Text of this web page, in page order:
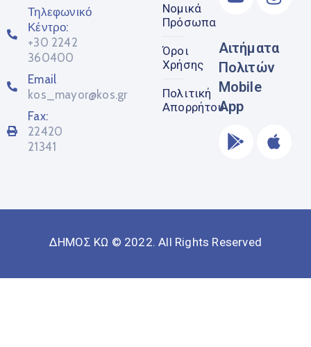
Τηλεφωνικό
Κέντρο:
+30 2242
360400
Email
kos_mayor@kos.gr
Fax:
22420
21341
Νομικά
Πρόσωπα
Όροι
Χρήσης
Πολιτική
Απορρήτου
Αιτήματα
Πολιτών
Mobile
App
ΔΗΜΟΣ ΚΩ © 2022. All Rights Reserved